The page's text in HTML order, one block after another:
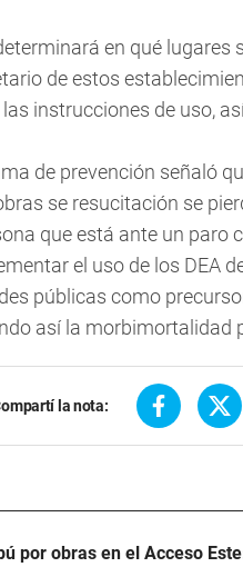
en qué lugares
de estos
instrucciones de uso,
de prevención señaló
se resucitación se
que está ante un paro
el uso de los DEA
públicas como
así la morbimortalidad
la nota:
por obras en el Acceso